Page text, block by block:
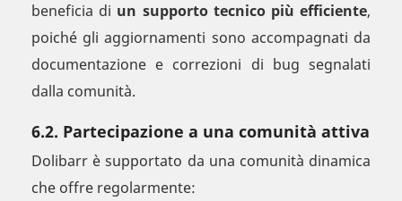
beneficia di un supporto tecnico più efficiente,
poiché gli aggiornamenti sono accompagnati da
documentazione e correzioni di bug segnalati
dalla comunità.
6.2. Partecipazione a una comunità attiva
Dolibarr è supportato da una comunità dinamica
che offre regolarmente: